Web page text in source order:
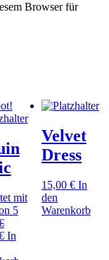
Browser für
mit
5
Aktueller
In
Velvet
Dress
15,00 € In
den
Warenkorb